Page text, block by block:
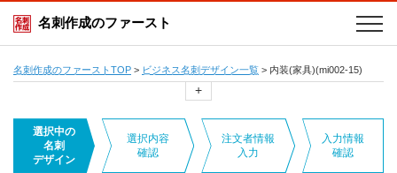
名刺作成のファースト
名刺作成のファーストTOP > ビジネス名刺デザイン一覧 > 内装(家具)(mi002-15)
+
選択中の
名刺
デザイン
選択内容
確認
注文者情報
入力
入力情報
確認